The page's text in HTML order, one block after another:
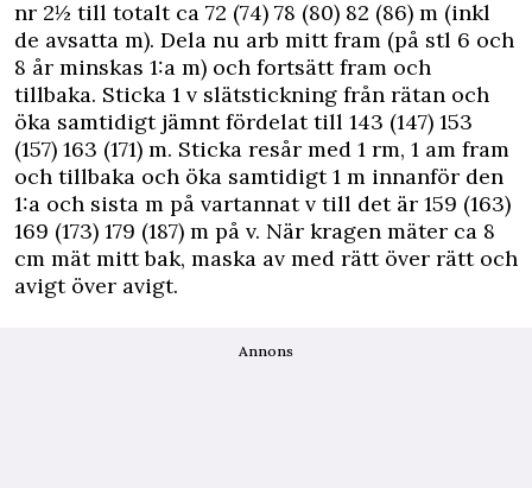
nr 2½ till totalt ca 72 (74) 78 (80) 82 (86) m (inkl
de avsatta m). Dela nu arb mitt fram (på stl 6 och
8 år minskas 1:a m) och fortsätt fram och
tillbaka. Sticka 1 v slätstickning från rätan och
öka samtidigt jämnt fördelat till 143 (147) 153
(157) 163 (171) m. Sticka resår med 1 rm, 1 am fram
och tillbaka och öka samtidigt 1 m innanför den
1:a och sista m på vartannat v till det är 159 (163)
169 (173) 179 (187) m på v. När kragen mäter ca 8
cm mät mitt bak, maska av med rätt över rätt och
avigt över avigt.
Annons